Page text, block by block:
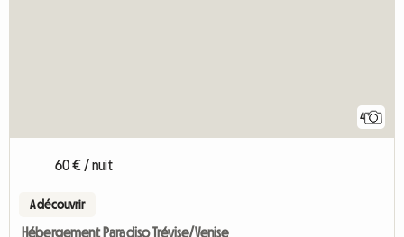
4
60 € / nuit
A découvrir
Hébergement Paradiso Trévise/Venise